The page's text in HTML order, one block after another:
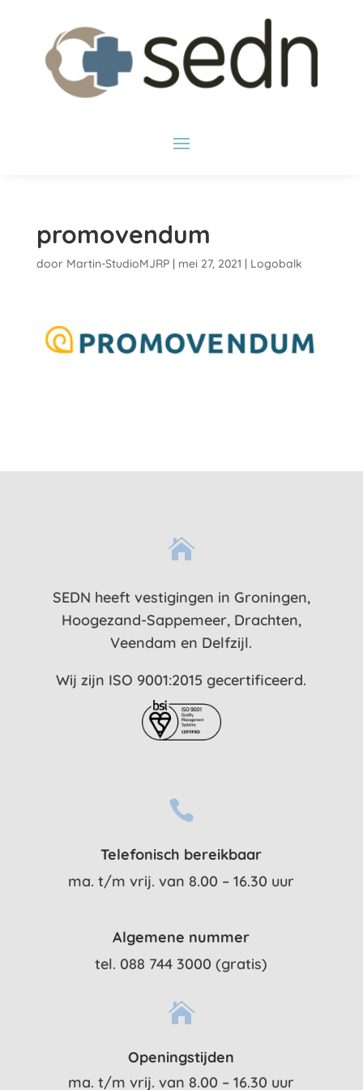
promovendum
door Martin-StudioMJRP| mei 27, 2021 | Logobalk

SEDN heeft vestigingen in Groningen,
Hoogezand-Sappemeer, Drachten,
Veendam en Delfzijl.
Wij zijn ISO 9001:2015 gecertificeerd.

Telefonisch bereikbaar
ma. t/m vrij. van 8.00 – 16.30 uur
Algemene nummer
tel. 088 744 3000 (gratis)

Openingstijden
ma. t/m vrij. van 8.00 – 16.30 uur